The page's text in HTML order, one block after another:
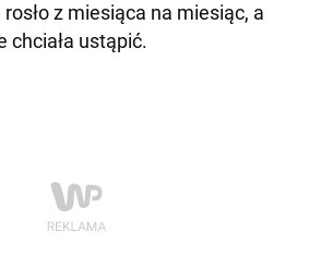
z miesiąca na miesiąc, a
chciała ustąpić.